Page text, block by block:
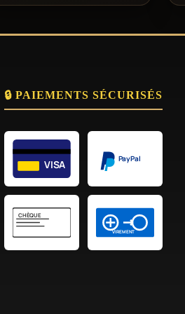
🔒 PAIEMENTS SÉCURISÉS
VISA PayPal
CHÈQUE
VIREMENT